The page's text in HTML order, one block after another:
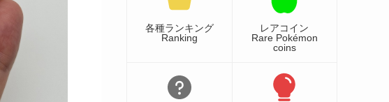
各種ランキング
Ranking
レアコイン
Rare Pokémon
coins